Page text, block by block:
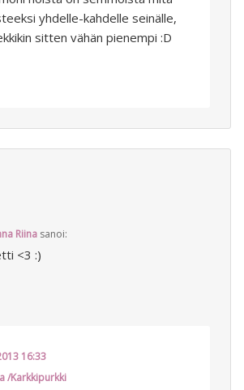
yhdelle-kahdelle seinälle,
sitten vähän pienempi :D
Riina sanoi:
<3 :)
16:33
/Karkkipurkki